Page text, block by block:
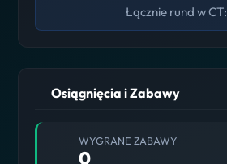
Łącznie rund w CT:
Osiągnięcia i Zabawy
WYGRANE ZABAWY
0